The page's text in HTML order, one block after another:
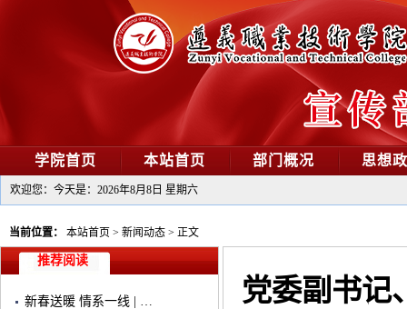
学院首页 本站首页 部门概况 思想
欢迎您：今天是： 2026年8月8日 星期六
当前位置： 本站首页 > 新闻动态 > 正文
推荐阅读
新春送暖 情系一线 | …
党委副书记